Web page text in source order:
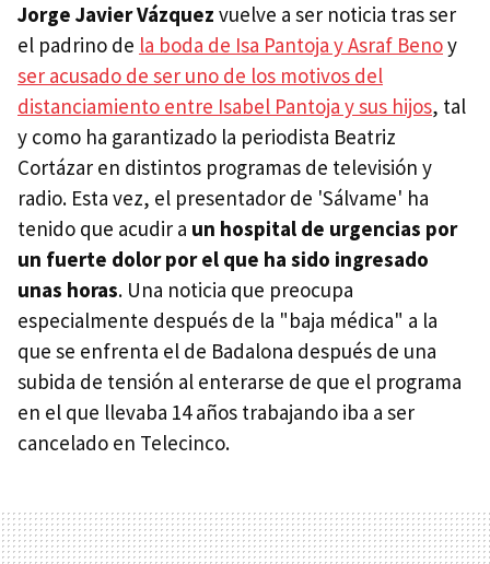
Jorge Javier Vázquez vuelve a ser noticia tras ser
el padrino de la boda de Isa Pantoja y Asraf Benoy
ser acusado de ser uno de los motivos del
distanciamiento entre Isabel Pantoja y sus hijos, tal
y como ha garantizado la periodista Beatriz
Cortázar en distintos programas de televisión y
radio. Esta vez, el presentador de 'Sálvame' ha
tenido que acudir a un hospital de urgencias por
un fuerte dolor por el que ha sido ingresado
unas horas. Una noticia que preocupa
especialmente después de la "baja médica" a la
que se enfrenta el de Badalona después de una
subida de tensión al enterarse de que el programa
en el que llevaba 14 años trabajando iba a ser
cancelado en Telecinco.